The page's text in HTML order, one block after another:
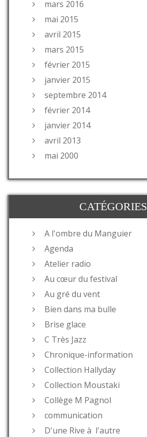
mars 2016
mai 2015
avril 2015
mars 2015
février 2015
janvier 2015
septembre 2014
février 2014
janvier 2014
avril 2013
mai 2000
CATÉGORIES
A l'ombre du Manguier
Agenda
Atelier radio
Au cœur du festival
Au gré du vent
Bien dans ma bulle
Brise glace
C Très Jazz
Chronique-information
Collection Hallyday
Collection Moustaki
Collège M Pagnol
communication
D'une Rive à l'autre